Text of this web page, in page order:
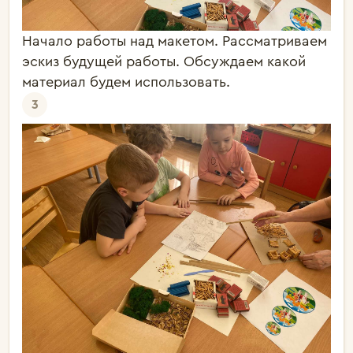
Начало работы над макетом. Рассматриваем
эскиз будущей работы. Обсуждаем какой
материал будем использовать.
3